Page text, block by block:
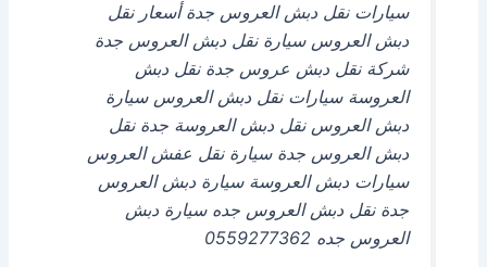
سيارات نقل دبش العروس جدة أسعار نقل
دبش العروس سيارة نقل دبش العروس جدة
شركة نقل دبش عروس جدة نقل دبش
العروسة سيارات نقل دبش العروس سيارة
دبش العروس نقل دبش العروسة جدة نقل
دبش العروس جدة سيارة نقل عفش العروس
سيارات دبش العروسة سيارة دبش العروس
جدة نقل دبش العروس جده سيارة دبش
العروس جده 0559277362